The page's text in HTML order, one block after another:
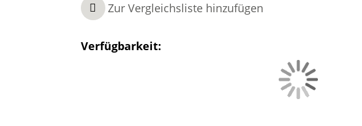
Zur Vergleichsliste hinzufügen
Verfügbarkeit: